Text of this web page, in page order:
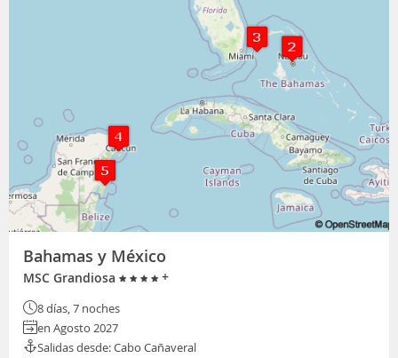
Bahamas y México
MSC Grandiosa +
8 días, 7 noches
en Agosto 2027
Salidas desde: Cabo Cañaveral